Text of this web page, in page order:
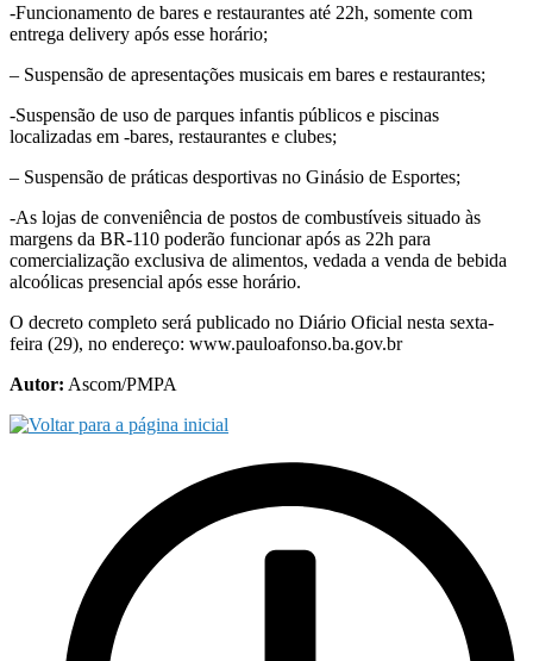
-Funcionamento de bares e restaurantes até 22h, somente com
entrega delivery após esse horário;
– Suspensão de apresentações musicais em bares e restaurantes;
-Suspensão de uso de parques infantis públicos e piscinas
localizadas em -bares, restaurantes e clubes;
– Suspensão de práticas desportivas no Ginásio de Esportes;
-As lojas de conveniência de postos de combustíveis situado às
margens da BR-110 poderão funcionar após as 22h para
comercialização exclusiva de alimentos, vedada a venda de bebida
alcoólicas presencial após esse horário.
O decreto completo será publicado no Diário Oficial nesta sexta-
feira (29), no endereço: www.pauloafonso.ba.gov.br
Autor: Ascom/PMPA